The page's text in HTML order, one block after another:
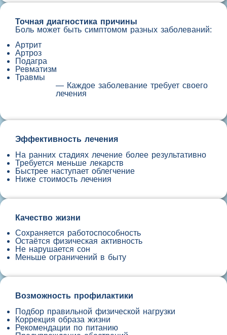
Точная диагностика причины
Боль может быть симптомом разных заболеваний:
Артрит
Артроз
Подагра
Ревматизм
Травмы
— Каждое заболевание требует своего
лечения
Эффективность лечения
На ранних стадиях лечение более результативно
Требуется меньше лекарств
Быстрее наступает облегчение
Ниже стоимость лечения
Качество жизни
Сохраняется работоспособность
Остаётся физическая активность
Не нарушается сон
Меньше ограничений в быту
Возможность профилактики
Подбор правильной физической нагрузки
Коррекция образа жизни
Рекомендации по питанию